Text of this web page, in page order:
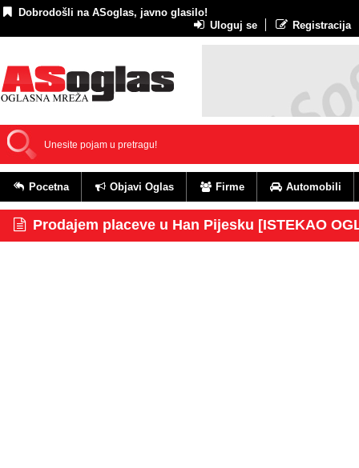
Dobrodošli na ASoglas, javno glasilo!
Uloguj se
Registracija
Pocetna Objavi Oglas Firme Automobili
Prodajem placeve u Han Pijesku [ISTEKAO